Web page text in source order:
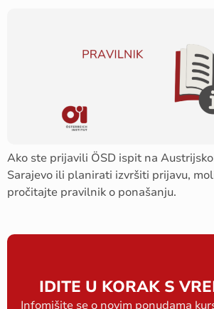
Ako ste prijavili ÖSD ispit na
Sarajevo ili planirati izvršiti prijavu,
pročitajte pravilnik o ponašanju.
IDITE U KORAK S
Infomišite se o novim ponudama